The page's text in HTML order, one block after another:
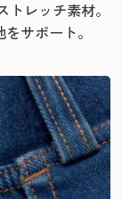
レッチ素材。
サポート。